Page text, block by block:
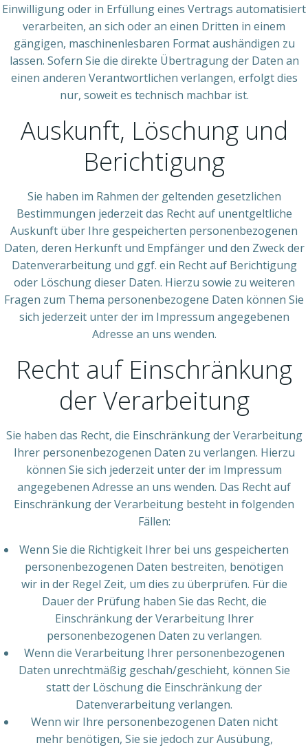
Einwilligung oder in Erfüllung eines Vertrags automatisiert
verarbeiten, an sich oder an einen Dritten in einem
gängigen, maschinenlesbaren Format aushändigen zu
lassen. Sofern Sie die direkte Übertragung der Daten an
einen anderen Verantwortlichen verlangen, erfolgt dies
nur, soweit es technisch machbar ist.
Auskunft, Löschung und
Berichtigung
Sie haben im Rahmen der geltenden gesetzlichen
Bestimmungen jederzeit das Recht auf unentgeltliche
Auskunft über Ihre gespeicherten personenbezogenen
Daten, deren Herkunft und Empfänger und den Zweck der
Datenverarbeitung und ggf. ein Recht auf Berichtigung
oder Löschung dieser Daten. Hierzu sowie zu weiteren
Fragen zum Thema personenbezogene Daten können Sie
sich jederzeit unter der im Impressum angegebenen
Adresse an uns wenden.
Recht auf Einschränkung
der Verarbeitung
Sie haben das Recht, die Einschränkung der Verarbeitung
Ihrer personenbezogenen Daten zu verlangen. Hierzu
können Sie sich jederzeit unter der im Impressum
angegebenen Adresse an uns wenden. Das Recht auf
Einschränkung der Verarbeitung besteht in folgenden
Fällen:
Wenn Sie die Richtigkeit Ihrer bei uns gespeicherten
personenbezogenen Daten bestreiten, benötigen
wir in der Regel Zeit, um dies zu überprüfen. Für die
Dauer der Prüfung haben Sie das Recht, die
Einschränkung der Verarbeitung Ihrer
personenbezogenen Daten zu verlangen.
Wenn die Verarbeitung Ihrer personenbezogenen
Daten unrechtmäßig geschah/geschieht, können Sie
statt der Löschung die Einschränkung der
Datenverarbeitung verlangen.
Wenn wir Ihre personenbezogenen Daten nicht
mehr benötigen, Sie sie jedoch zur Ausübung,